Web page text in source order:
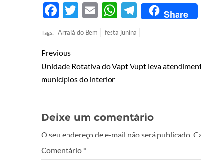
Facebook
Twitter
EmailWhatsApp
Telegram
Share
Tags: Arraiá do Bem festa junina
Previous
Unidade Rotativa do Vapt Vupt leva
municípios do interior
Deixe um comentário
O seu endereço de e-mail não será publicado.
Comentário *